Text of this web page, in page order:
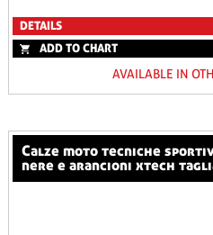
DETAILS
ADD TO CHART
AVAILABLE IN
calze moto tecniche sportive invernali compression
nere e arancioni xtech